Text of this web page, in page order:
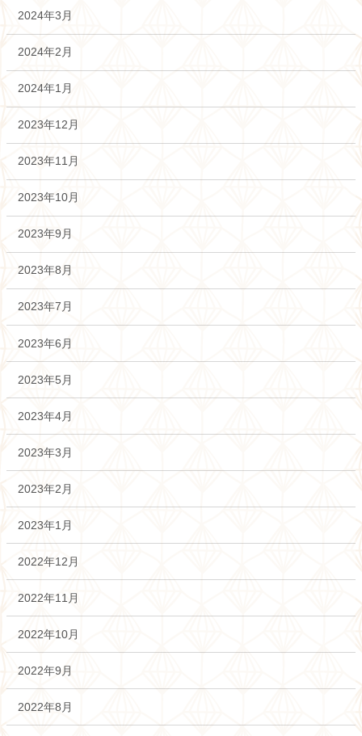
2024年3月
2024年2月
2024年1月
2023年12月
2023年11月
2023年10月
2023年9月
2023年8月
2023年7月
2023年6月
2023年5月
2023年4月
2023年3月
2023年2月
2023年1月
2022年12月
2022年11月
2022年10月
2022年9月
2022年8月